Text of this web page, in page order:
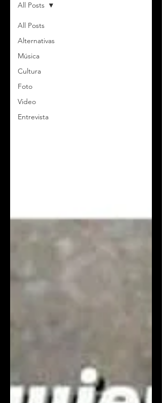
All Posts
Alternativas
Música
Cultura
Foto
Video
Entrevista
All Posts